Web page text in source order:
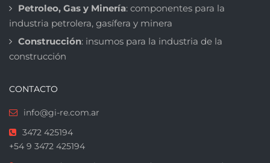
Petroleo, Gas y Minería: componentes para la
industria petrolera, gasífera y minera
Construcción: insumos para la industria de la
construcción
CONTACTO
info@gi-re.com.ar
3472 425194
+54 9 3472 425194